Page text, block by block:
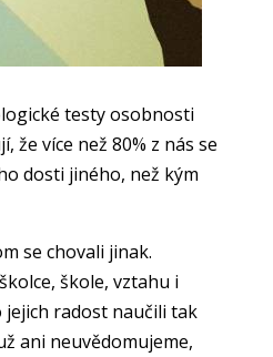
testy osobnosti
že více než 80% z nás se
dosti jiného, než kým
se chovali jinak.
škole, vztahu i
radost naučili tak
ani neuvědomujeme,